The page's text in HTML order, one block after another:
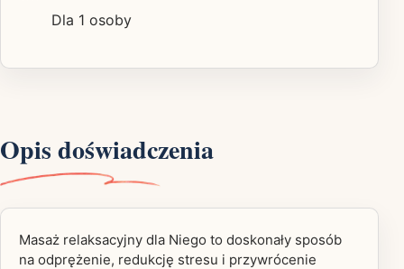
Dla 1 osoby
Opis doświadczenia
Masaż relaksacyjny dla Niego to doskonały sposób
na odprężenie, redukcję stresu i przywrócenie